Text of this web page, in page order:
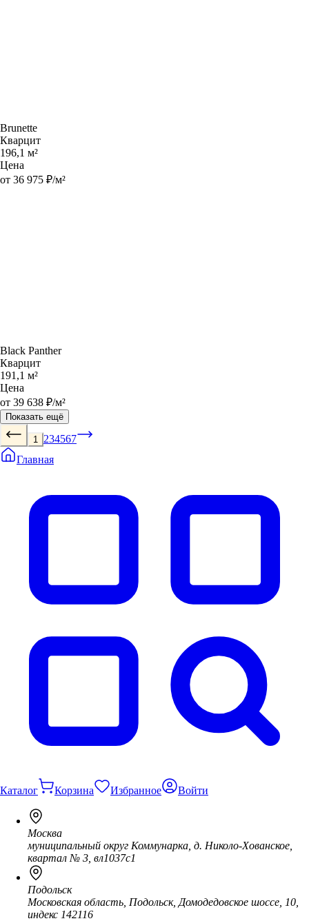
Brunette
Кварцит
196,1 м²
Цена
от 36 975 ₽/м²
Black Panther
Кварцит
191,1 м²
Цена
от 39 638 ₽/м²
Показать ещё
1 234567
Главная
Каталог Корзина Избранное Войти
Москва
муниципальный округ Коммунарка, д. Николо-Хованское,
квартал № 3, вл1037с1
Подольск
Московская область, Подольск, Домодедовское шоссе, 10,
индекс 142116